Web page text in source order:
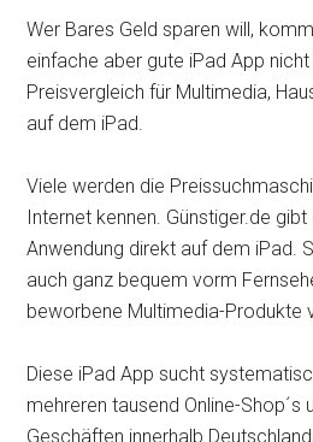
Wer Bares Geld sparen will,
einfache aber gute iPad App
Preisvergleich für Multimedia,
auf dem iPad.
Viele werden die
Internet kennen. Günstiger.de
Anwendung direkt auf dem iPad.
auch ganz bequem vorm
beworbene Multimedia-Produkte
Diese iPad App sucht
mehreren tausend Online-Shop´s
Geschäften innerhalb